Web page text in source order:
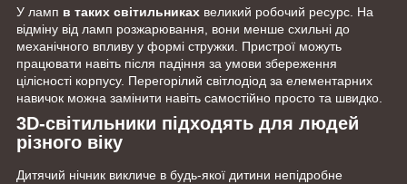
У ламп в таких світильниках великий робочий ресурс. На
відміну від ламп розжарювання, вони менше схильні до
механічного впливу у формі стружки. Пристрої можуть
працювати навіть після падіння за умови збереження
цілісності корпусу. Перегорілий світлодіод за елементарних
навичок можна замінити навіть самостійно просто та швидко.
3D-світильники підходять для людей
різного віку
Дитячий нічник викличе в будь-якої дитини непідробне